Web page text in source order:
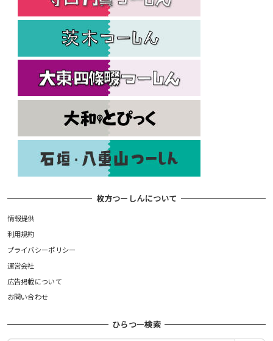
枚方つーしんについて
情報提供
利用規約
プライバシーポリシー
運営会社
広告掲載について
お問い合わせ
ひらつー検索